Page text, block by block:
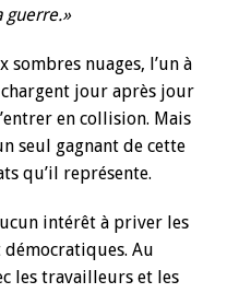
guerre.»
sombres nuages, l’un à
chargent jour après jour
en collision. Mais
seul gagnant de cette
qu’il représente.
intérêt à priver les
Au
les travailleurs et les